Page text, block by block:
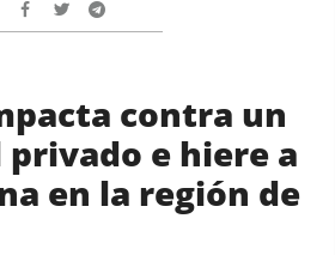
contra un
e hiere a
en la región de